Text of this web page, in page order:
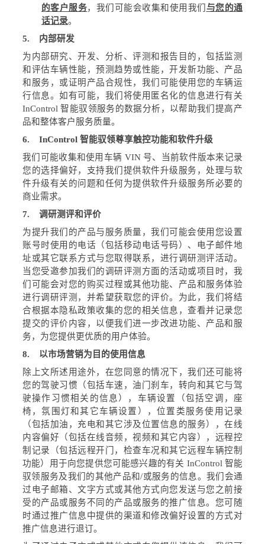
的客户服务，我们可能会收集和使用我们 与您的通
话记录。
5.
内部研发
为内部研究、开发、分析、评测和报告目的，包括监测
和评估车辆性能，预测趋势或性能，开发新功能、产品
和服务，或证明产品合规性，我们可能使用您的车辆运
行信息。如有可能，我们将使用匿名化的信息进行有关
InControl智能驭领服务的数据分析，以帮助我们提高产
品和整体客户服务质量。
6.
InControl 智能驭领尊享触控功能和软件升级
我们可能收集和使用车辆 VIN 号、当前软件版本来记录
您的选择偏好，支持我们提供软件升级服务，处理与软
件升级有关的问题和任何为提供软件升级服务所必要的
商业需求。
7.
调研测评和评价
为提升我们的产品与服务质量，我们可能会使用您设置
账号时使用的电话（包括移动电话号码）、电子邮件地
址或其它联系方式与您取得联系，进行调研测评活动。
当您受邀参加我们的调研评测方面的活动或项目时，我
们可能会对您的购买过程或其他功能、产品和服务体验
进行调研评测，并希望获取您的评价。为此，我们将结
合根据本隐私政策收集的您的相关信息，查看并记录您
提交的评价内容，以便我们进一步改进功能、产品和服
务，为您提供更优质的用户体验。
8.
以市场营销为目的使用信息
除上文所述用途外，在您同意的情况下，我们还可能将
您的驾驶习惯（包括车速，油门刹车，转向和其它与驾
驶操作习惯相关的信息），车辆设置（包括空调，座
椅，氛围灯和其它车辆设置），位置类服务使用记录
（包括加油，充电和其它涉及位置信息的服务），在线
内容偏好（包括在线音频，视频和其它内容），远程控
制记录（包括远程开门，检查车况和其它远程车辆控制
功能）用于向您提供您可能感兴趣的有关 InControl 智能
驭领服务及我们的其他产品和/或服务的信息。我们会通
过电子邮箱、文字方式或其他方式向您发送与您之前接
受的产品或服务不同的产品或服务的推广信息。您可随
时通过推广信息中提供的渠道和修改偏好设置的方式对
推广信息进行退订。